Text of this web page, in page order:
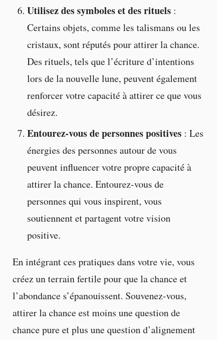
Utilisez des symboles et des rituels:
Certains objets, comme les talismans ou les
cristaux, sont réputés pour attirer la chance.
Des rituels, tels que l’écriture d’intentions
lors de la nouvelle lune, peuvent également
renforcer votre capacité à attirer ce que vous
désirez.
Entourez-vous de personnes positives: Les
énergies des personnes autour de vous
peuvent influencer votre propre capacité à
attirer la chance. Entourez-vous de
personnes qui vous inspirent, vous
soutiennent et partagent votre vision
positive.
En intégrant ces pratiques dans votre vie, vous
créez un terrain fertile pour que la chance et
l’abondance s’épanouissent. Souvenez-vous,
attirer la chance est moins une question de
chance pure et plus une question d’alignement